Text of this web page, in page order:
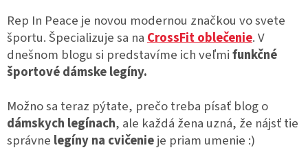
Rep In Peace je novou modernou značkou vo svete
športu. Špecializuje sa na CrossFit oblečenie. V
dnešnom blogu si predstavíme ich veľmifunkčné
športové dámske legíny.
Možno sa teraz pýtate, prečo treba písať blog o
dámskych legínach, ale každá žena uzná, že nájsť tie
správne legíny na cvičenieje priam umenie :)